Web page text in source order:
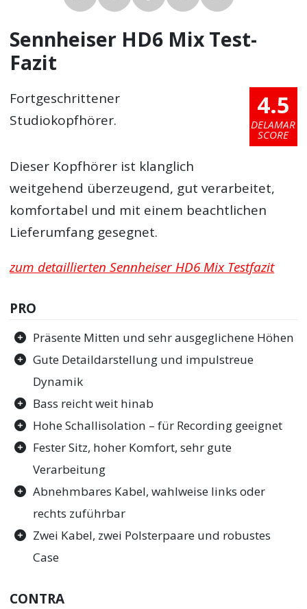
Sennheiser HD6 Mix Test-
Fazit
4.5
DELAMAR
SCORE
Fortgeschrittener
Studiokopfhörer.
Dieser Kopfhörer ist klanglich
weitgehend überzeugend, gut verarbeitet,
komfortabel und mit einem beachtlichen
Lieferumfang gesegnet.
zum detaillierten Sennheiser HD6 Mix Testfazit
PRO
Präsente Mitten und sehr ausgeglichene Höhen
Gute Detaildarstellung und impulstreue
Dynamik
Bass reicht weit hinab
Hohe Schallisolation – für Recording geeignet
Fester Sitz, hoher Komfort, sehr gute
Verarbeitung
Abnehmbares Kabel, wahlweise links oder
rechts zuführbar
Zwei Kabel, zwei Polsterpaare und robustes
Case
CONTRA